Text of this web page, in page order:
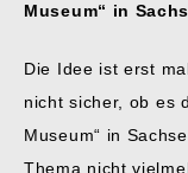
Museum“ in
Die Idee ist erst
nicht sicher, ob es
Museum“ in
Thema nicht